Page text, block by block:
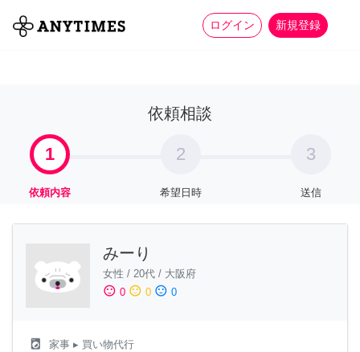
ログイン 新規登録
全て 家事 more_horiz
依頼相談
1
依頼内容
2
希望日時
3
送信
みーり
女性 / 20代 / 大阪府
sentiment_satisfied 0 sentiment_neutral 0 sentiment_dissatisfied 0
local_laundry_service 家事 ▸ 買い物代行